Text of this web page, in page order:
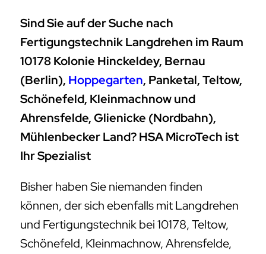
Sind Sie auf der Suche nach
Fertigungstechnik Langdrehen im Raum
10178 Kolonie Hinckeldey, Bernau
(Berlin), Hoppegarten, Panketal, Teltow,
Schönefeld, Kleinmachnow und
Ahrensfelde, Glienicke (Nordbahn),
Mühlenbecker Land? HSA MicroTech ist
Ihr Spezialist
Bisher haben Sie niemanden finden
können, der sich ebenfalls mit Langdrehen
und Fertigungstechnik bei 10178, Teltow,
Schönefeld, Kleinmachnow, Ahrensfelde,